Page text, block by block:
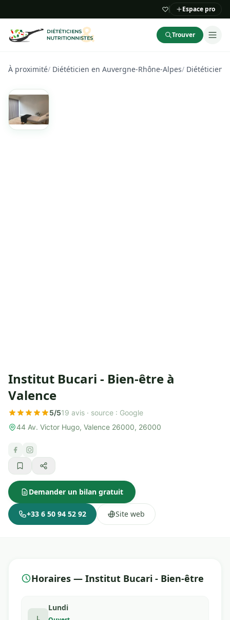
Espace pro
Trouver
À proximité/ Diététicien en Auvergne-Rhône-Alpes/ Diététicien
Institut Bucari - Bien-être à
Valence
5/519 avis · source : Google
44 Av. Victor Hugo, Valence 26000, 26000
Demander un bilan gratuit
+33 6 50 94 52 92 Site web
Horaires — Institut Bucari - Bien-être
L
Lundi